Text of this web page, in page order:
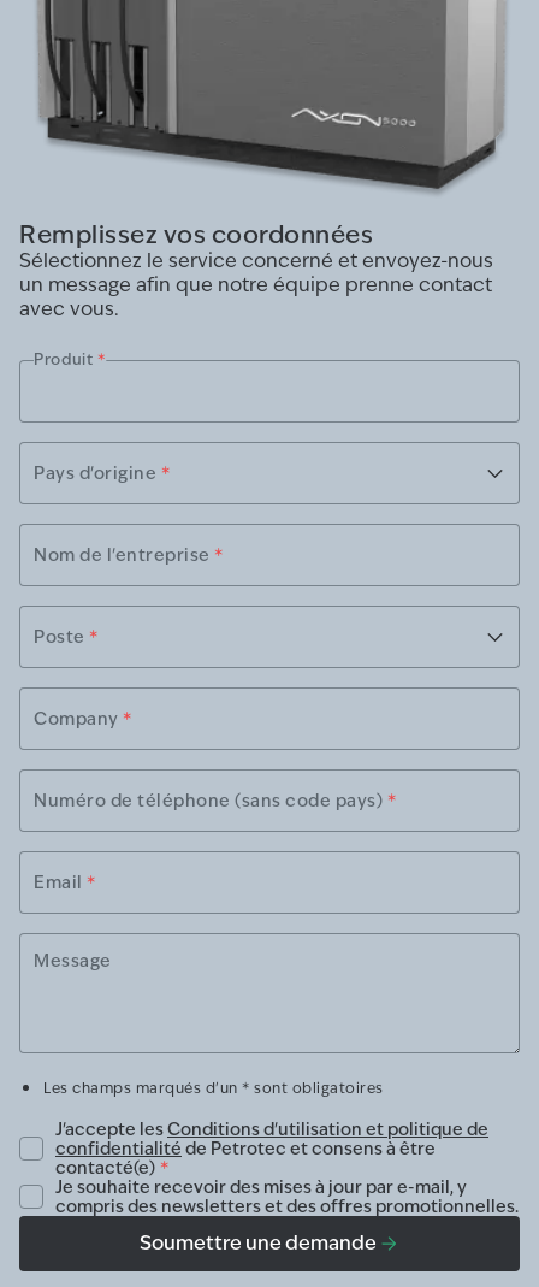
Remplissez vos coordonnées
Sélectionnez le service concerné et envoyez-nous
un message afin que notre équipe prenne contact
avec vous.
Produit *
Pays d'origine *
Nom de l'entreprise *
Poste *
Company *
Numéro de téléphone (sans code pays) *
Email *
Message
Les champs marqués d'un * sont obligatoires
J'accepte lesConditions d'utilisation et politique de
confidentialité de Petrotec et consens à être
contacté(e) *
Je souhaite recevoir des mises à jour par e-mail, y
compris des newsletters et des offres promotionnelles.
Soumettre une demande